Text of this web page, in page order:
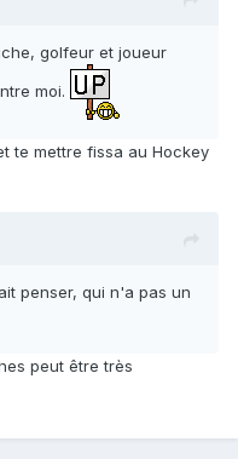
golfeur et joueur
moi.
te mettre fissa au Hockey
penser, qui n'a pas un
peut être très